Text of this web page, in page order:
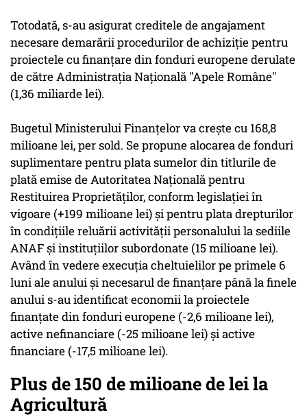
Totodată, s-au asigurat creditele de angajament
necesare demarării procedurilor de achiziţie pentru
proiectele cu finanţare din fonduri europene derulate
de către Administraţia Naţională "Apele Române"
(1,36 miliarde lei).
Bugetul Ministerului Finanţelor va creşte cu 168,8
milioane lei, per sold. Se propune alocarea de fonduri
suplimentare pentru plata sumelor din titlurile de
plată emise de Autoritatea Naţională pentru
Restituirea Proprietăţilor, conform legislaţiei în
vigoare (+199 milioane lei) şi pentru plata drepturilor
în condiţiile reluării activităţii personalului la sediile
ANAF şi instituţiilor subordonate (15 milioane lei).
Având în vedere execuţia cheltuielilor pe primele 6
luni ale anului şi necesarul de finanţare până la finele
anului s-au identificat economii la proiectele
finanţate din fonduri europene (-2,6 milioane lei),
active nefinanciare (-25 milioane lei) şi active
financiare (-17,5 milioane lei).
Plus de 150 de milioane de lei la
Agricultură